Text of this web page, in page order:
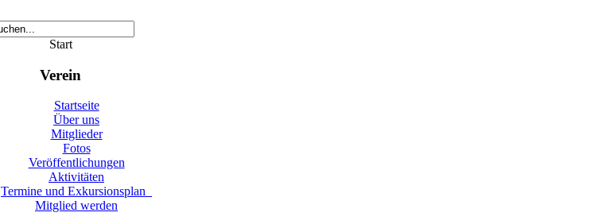
Start
Verein
Startseite
Über uns
Mitglieder
Fotos
Veröffentlichungen
Aktivitäten
Termine und Exkursionsplan_
Mitglied werden